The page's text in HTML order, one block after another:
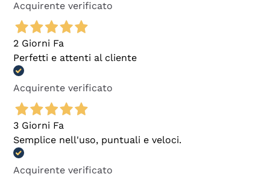
Acquirente verificato
2 Giorni Fa
Perfetti e attenti al cliente
Acquirente verificato
3 Giorni Fa
Semplice nell'uso, puntuali e veloci.
Acquirente verificato